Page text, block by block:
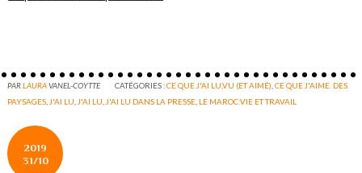
PARLAURAVANEL-COYTTE CATÉGORIES :CE QUE J'AI LU,VU (ET AIMÉ) ,CE QUE J'AIME. DES
PAYSAGES J'AI LU J'AI LU J'AI LU DANS LA PRESSE LE MAROC:VIE ET TRAVAIL
2019
31/10